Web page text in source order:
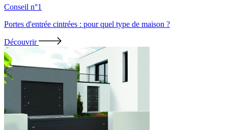
Conseil n°1
Portes d'entrée cintrées : pour quel type de maison ?
Découvrir